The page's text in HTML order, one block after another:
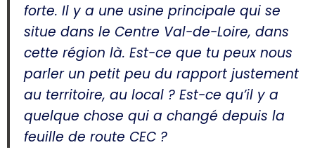
forte. Il y a une usine principale qui se
situe dans le Centre Val-de-Loire, dans
cette région là. Est-ce que tu peux nous
parler un petit peu du rapport justement
au territoire, au local ? Est-ce qu’il y a
quelque chose qui a changé depuis la
feuille de route CEC ?